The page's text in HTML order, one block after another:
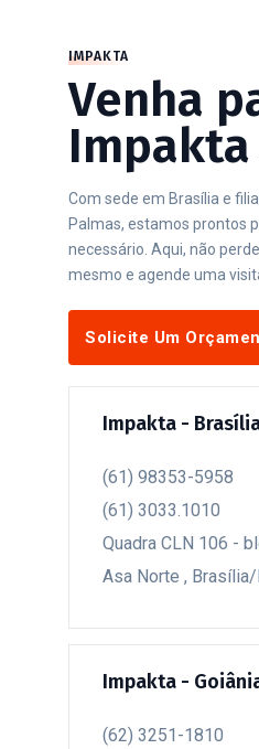
IMPAKTA
Venha
Com sede em Brasília e
Palmas, estamos prontos
necessário. Aqui, não
mesmo e agende uma
Solicite Um
Impakta -
(61) 98353-5958
(61) 3033.1010
Quadra CLN 106 -
Asa Norte ,
Impakta -
(62) 3251-1810